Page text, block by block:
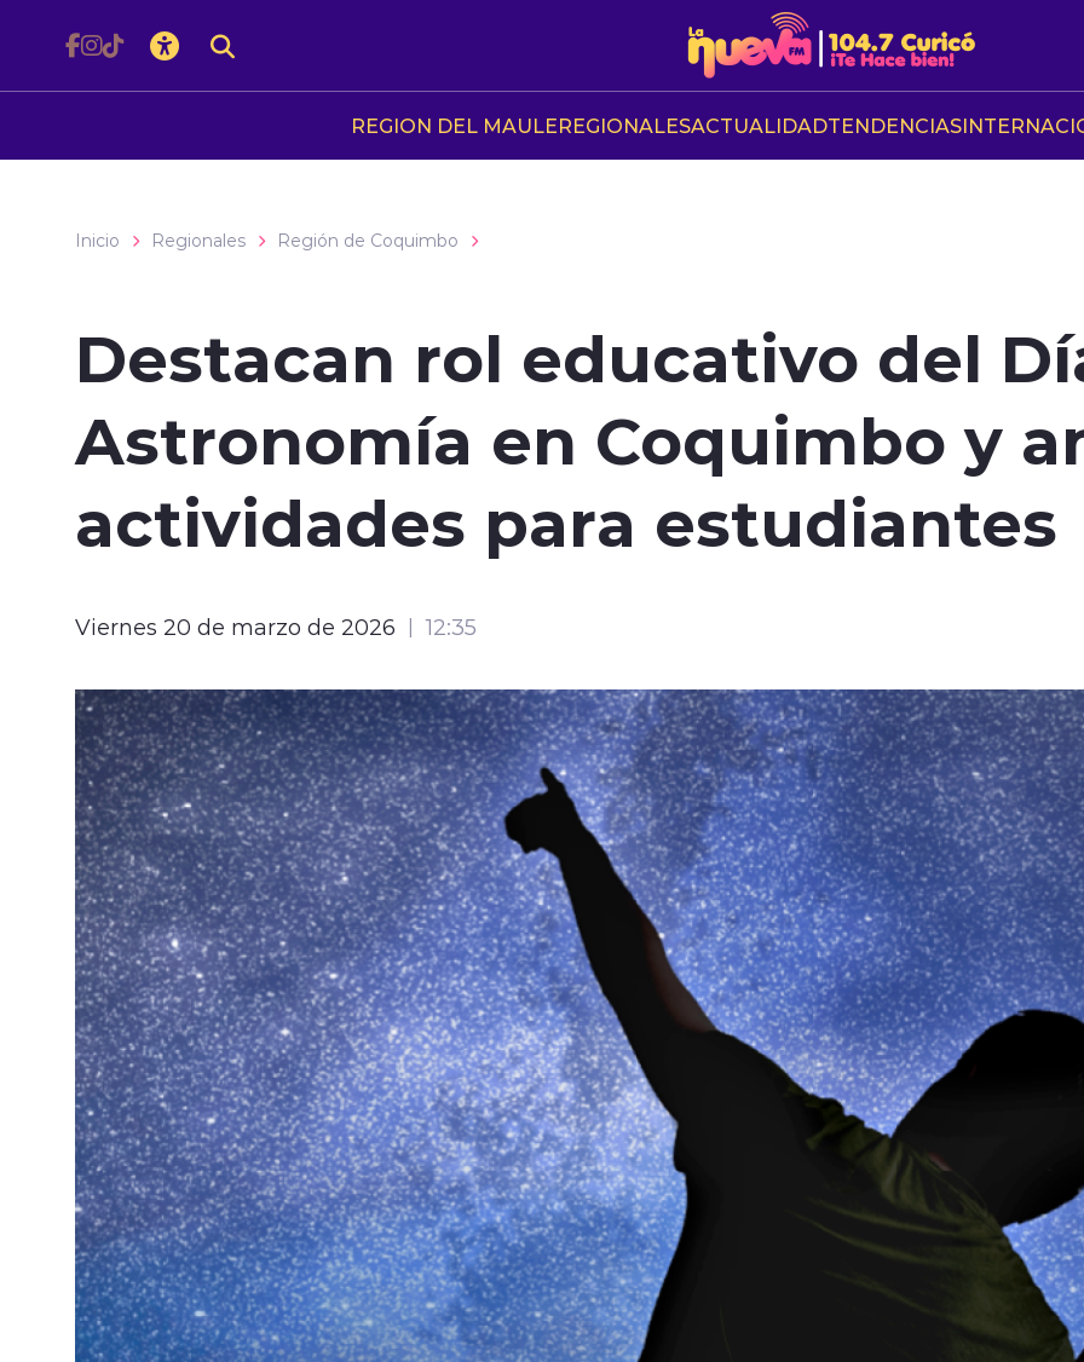
REGION DEL MAULEREGIONALESACTUALIDADTENDENCIAS
Inicio Regionales Región de Coquimbo
Destacan rol educativo del
Astronomía en Coquimbo y
actividades para estudiantes
Viernes 20 de marzo de 2026 12:35